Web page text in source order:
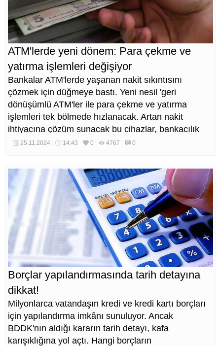
ATM'lerde yeni dönem: Para çekme ve
yatırma işlemleri değişiyor
Bankalar ATM'lerde yaşanan nakit sıkıntısını
çözmek için düğmeye bastı. Yeni nesil 'geri
dönüşümlü ATM'ler ile para çekme ve yatırma
işlemleri tek bölmede hızlanacak. Artan nakit
ihtiyacına çözüm sunacak bu cihazlar, bankacılık
sektöründe devrim yaratmaya hazırlanıyor.
25.11.2024 14:43 0 4767 0
Borçlar yapılandırmasında tarih detayına
dikkat!
Milyonlarca vatandaşın kredi ve kredi kartı borçları
için yapılandırma imkânı sunuluyor. Ancak
BDDK'nın aldığı kararın tarih detayı, kafa
karışıklığına yol açtı. Hangi borçların